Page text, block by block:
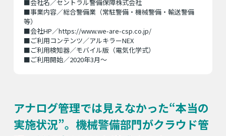
■会社名／セントラル警備保障株式会社
■事業内容／総合警備業（常駐警備・機械警備・輸送警備
等）
■会社HP／https://www.we-are-csp.co.jp/
■ご利用コンテンツ／アルキラーNEX
■ご利用検知器／モバイル版（電気化学式）
■ご利用開始／2020年3月〜
アナログ管理では見えなかった“本当の
実施状況”。 機械警備部門がクラウド管